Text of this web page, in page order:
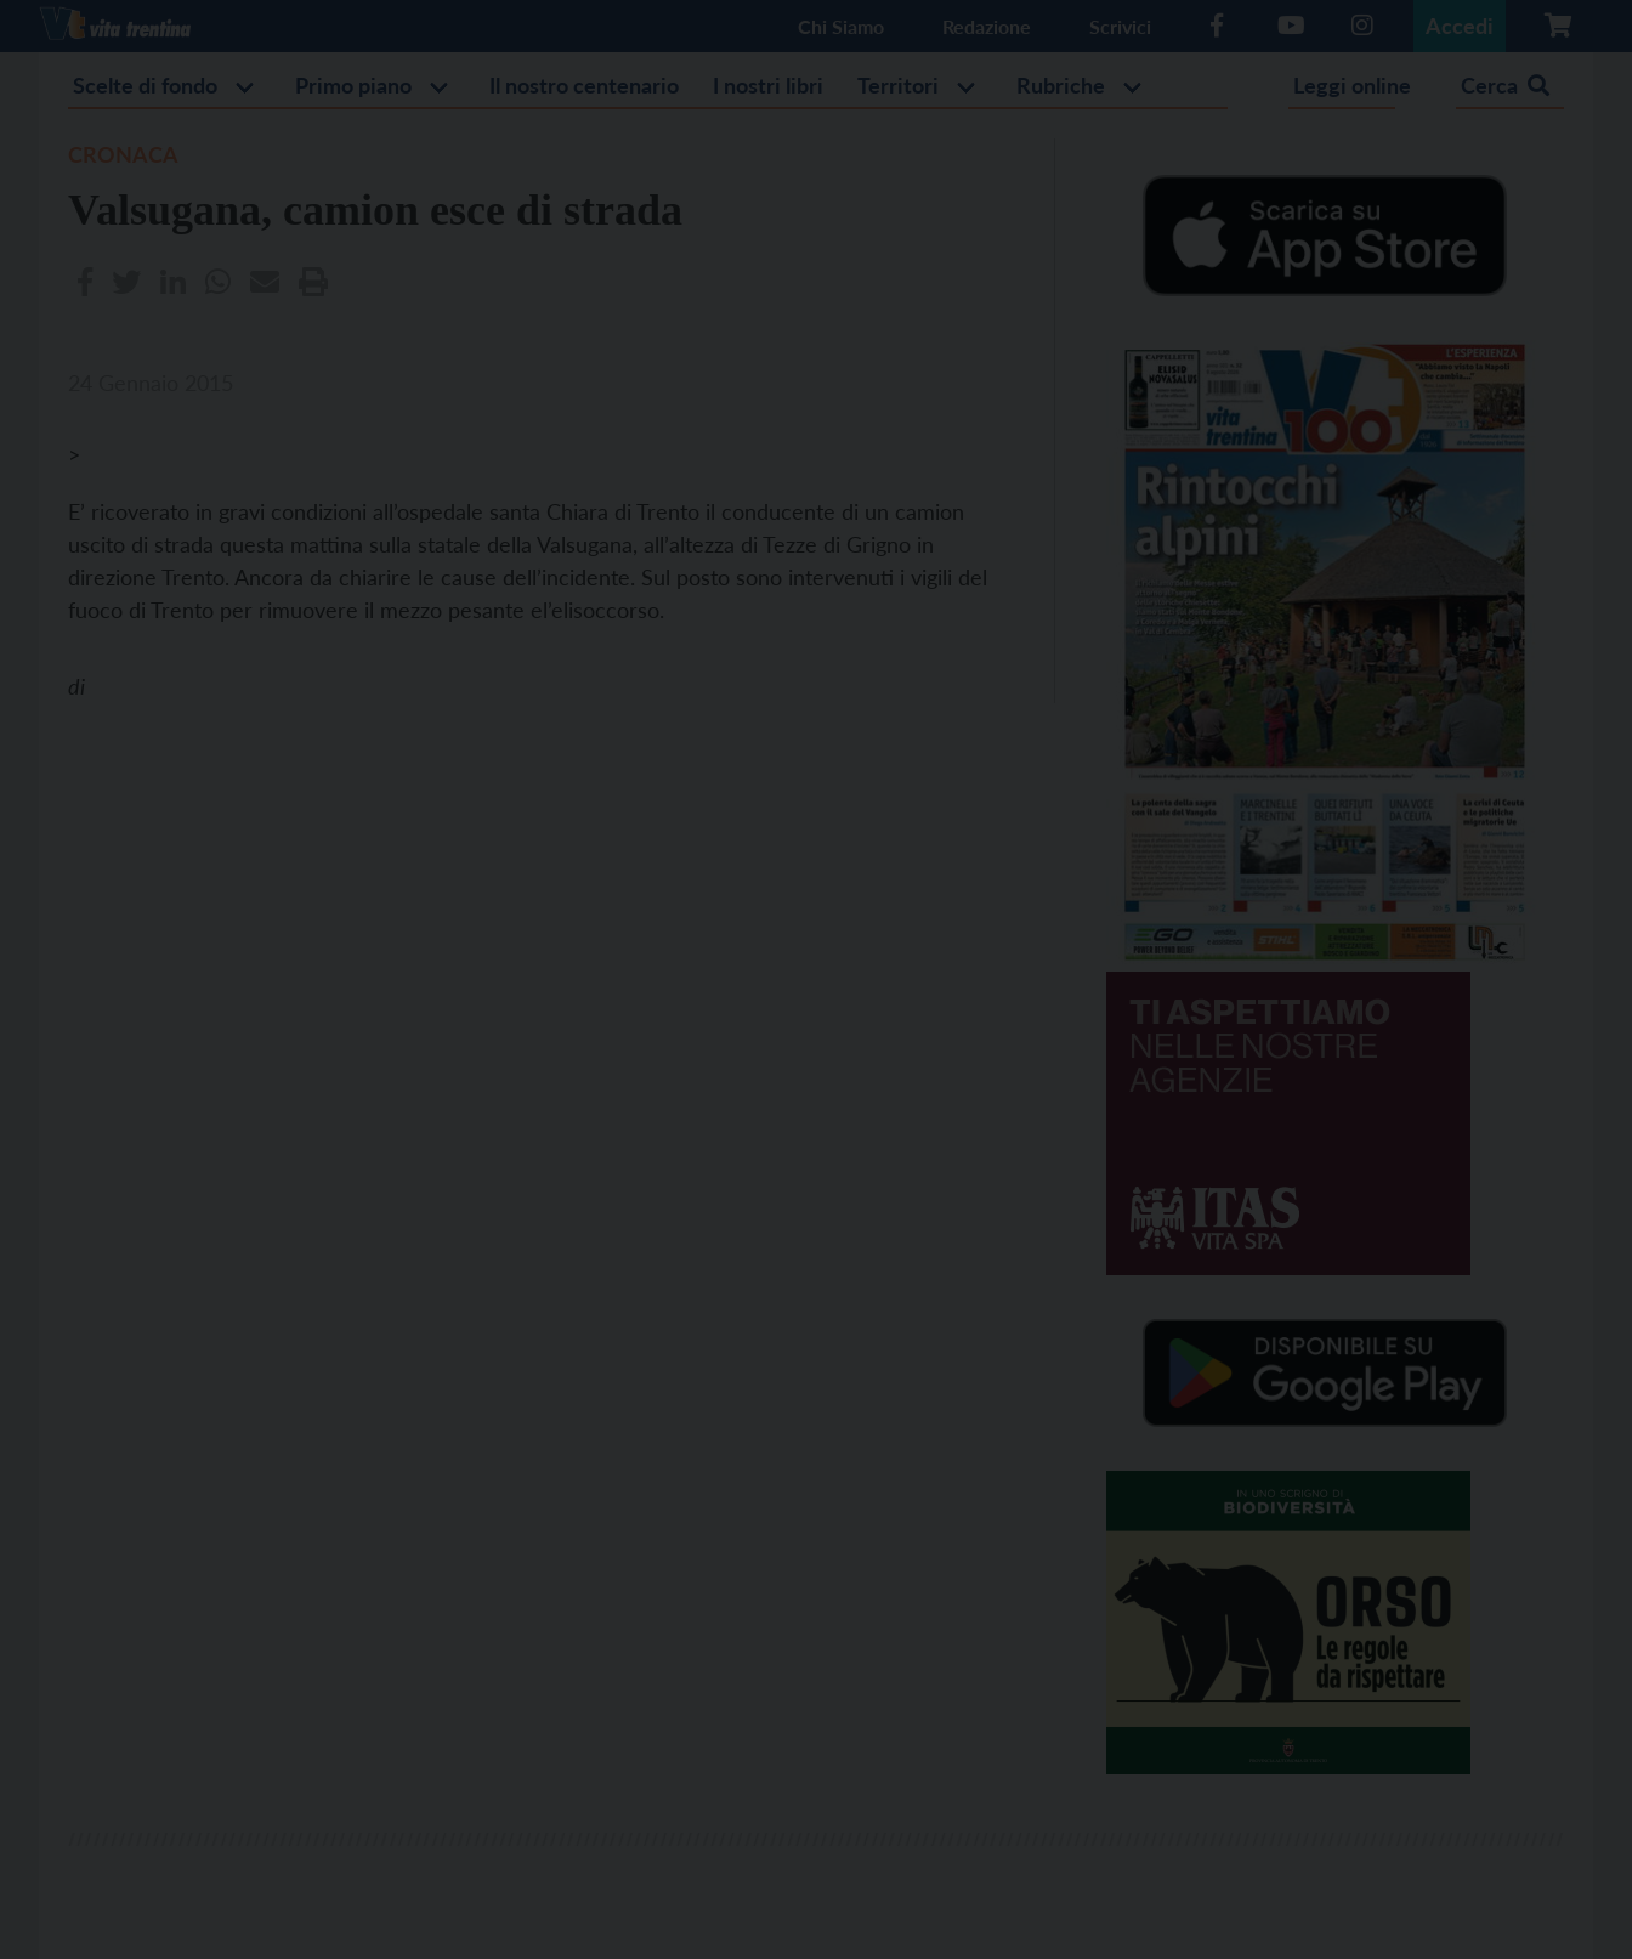
Chi Siamo Redazione Scrivici Accedi
Scelte di fondo Primo piano Il nostro centenario I nostri libri Territori Rubriche Leggi online Cerca
Valsugana, camion esce di strada
>
E’ ricoverato in gravi condizioni all’ospedale santa Chiara di Trento il conducente di un camion
uscito di strada questa mattina sulla statale della Valsugana, all’altezza di Tezze di Grigno in
direzione Trento. Ancora da chiarire le cause dell’incidente. Sul posto sono intervenuti i vigili del
fuoco di Trento per rimuovere il mezzo pesante el’elisoccorso.
di